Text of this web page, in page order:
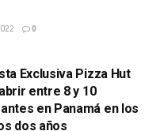
0
Exclusiva Pizza Hut
entre 8 y 10
en Panamá en los
dos años